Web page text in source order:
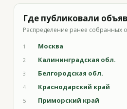
Где публиковали
Распределение ранее собранных
1 Москва
2
Калининградская обл.
3
Белгородская обл.
4
Краснодарский край
5
Приморский край